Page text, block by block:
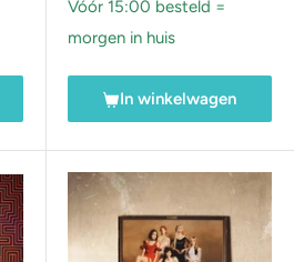
Vóór 15:00 besteld =
morgen in huis
In winkelwagen